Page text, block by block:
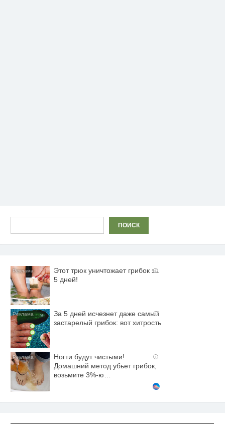
ПОИСК
i
Этот трюк уничтожает грибок за
5 дней!
i
За 5 дней исчезнет даже самый
застарелый грибок: вот хитрость
i
Ногти будут чистыми!
Домашний метод убьет грибок,
возьмите 3%-ю…